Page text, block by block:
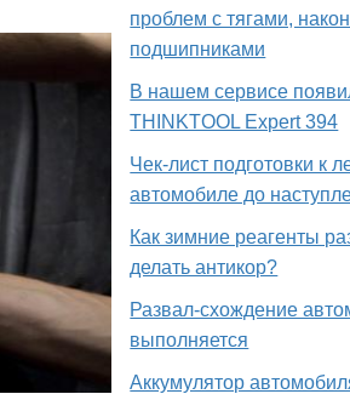
проблем с тягами,
подшипниками
В нашем сервисе
THINKTOOL Expert 394
Чек-лист подготовки к
автомобиле до
Как зимние реагенты
делать антикор?
Развал-схождение
выполняется
Аккумулятор